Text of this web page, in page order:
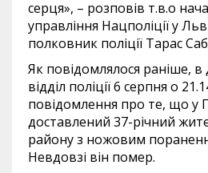
серця», – розповів т.в.о
управління Нацполіції у
полковник поліції Тарас
Як повідомлялося раніше,
відділ поліції 6 серпня о
повідомлення про те, що у
доставлений 37-річний
району з ножовим
Невдовзі він помер.